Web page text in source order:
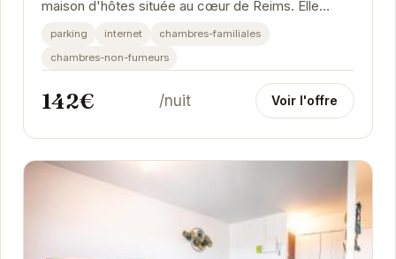
maison d'hôtes située au cœur de Reims. Elle
propose des chambres confortables et décorées
parking internet
chambres-familiales
chambres-non-fumeurs
142€ /nuit Voir l'offre